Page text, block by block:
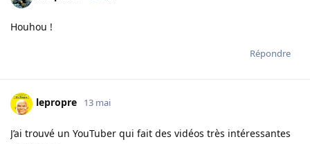
Houhou !
Répondre
lepropre 13 mai
J’ai trouvé un YouTuber qui fait des vidéos très intéressantes